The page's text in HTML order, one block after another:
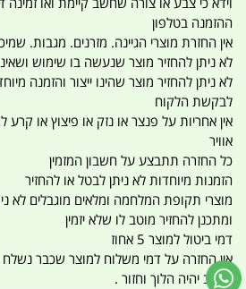
ההזמנה בטלפון
אין החזרת מוצרי הגיינה. מזרנים. מגבות.
לא ניתן להחזיר מוצר שנעשה בו שימוש
לא ניתן להחזיר מוצר שהינו ייצור והזמנה
לבקשת הלקוח
אין אחריות על פנצר או נזק או פיצוץ או קרע
אוויר
כל החזרה תתבצע על חשבון המזמין
הזמנות מיוחדות לא ניתן לבטל או להחזיר
מוצרי תקופת המלחמה ומלאים מוגבלים לא
ומתכנן להחזיר מוטב לו שלא יזמין
דמי ביטול למוצר 5 אחוז
אין החזרה על דמי משלוח למוצר שכבר
החיוב יהיה הלוך וחזור .